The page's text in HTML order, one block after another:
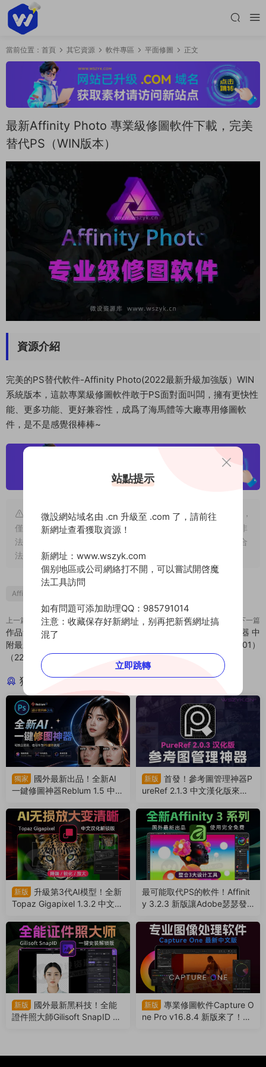
當前位置： 首頁 其它資源 軟件專區 平面修圖 正文
最新Affinity Photo 專業級修圖軟件下載，完美
替代PS（WIN版本）
資源介紹
完美的PS替代軟件-Affinity Photo(2022最新升級加強版）WIN
系統版本，這款專業級修圖軟件敢于PS面對面叫闆，擁有更快性
能、更多功能、更好兼容性，成爲了海馬體等大廠專用修圖軟
件，是不是感覺很棒棒~
版權聲明：本站大部分素材及軟件源于網絡收集和網友分享，
僅限用于個人學習和研究目的；不得将上述内容用于商業或者非
法用途，否則，一切後果由用戶自負。若本站内容侵犯了您的合
法權益，可及時 聯系我們進行删除！
Affinity
上一篇
作品集封面這樣設計，太高級了！
附最新作品集PSD封面模闆
（220928）
下一篇
PS長虹玻璃特效一鍵生成神器 中
文漢化版（221001）
猜你喜歡
獨家
國外最新出品！全新AI
一鍵修圖神器Reblum 1.5 中文
雙手（260803）
新版
首發！參考圖管理神器P
ureRef 2.1.3 中文漢化版來
實用功能震撼來襲（26072
6）
新版
升級第3代AI模型！全新
Topaz Gigapixel 1.3.2 中文漢
翼（260725）
最可能取代PS的軟件！Affinit
y 3.2.3 新版讓Adobe瑟瑟發
4）
新版
國外最新黑科技！全能
證件照大師Gilisoft SnapID 8.
新版
專業修圖軟件Capture O
ne Pro v16.8.4 新版來了！新
站點提示
微設網站域名由 .cn 升級至 .com 了，請前往
新網址查看獲取資源！
新網址：www.wszyk.com
個别地區或公司網絡打不開，可以嘗試開啓魔
法工具訪問
如有問題可添加助理QQ：985791014
注意：收藏保存好新網址，别再把新舊網址搞
混了
立即跳轉